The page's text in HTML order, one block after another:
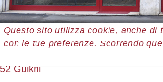
Questo sito utilizza cookie, anche
con le tue preferenze. Scorrendo
Sei qui: Home Le mostre Mostre 2015 Guikni
52 Guikni